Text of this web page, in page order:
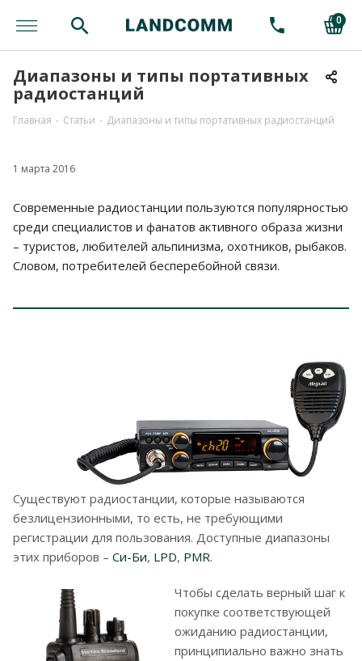
0
Диапазоны и типы портативных
радиостанций
Главная - Статьи - Диапазоны и типы портативных радиостанций
1 марта 2016
Современные радиостанции пользуются популярностью
среди специалистов и фанатов активного образа жизни
– туристов, любителей альпинизма, охотников, рыбаков.
Словом, потребителей бесперебойной связи.
Существуют радиостанции, которые называются
безлицензионными, то есть, не требующими
регистрации для пользования. Доступные диапазоны
этих приборов – Си-Би, LPD, PMR.
Чтобы сделать верный шаг к
покупке соответствующей
ожиданию радиостанции,
принципиально важно знать